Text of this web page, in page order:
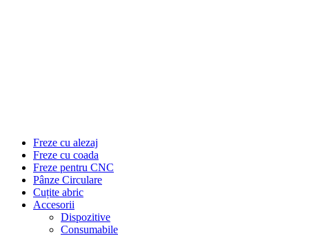
Freze cu alezaj
Freze cu coada
Freze pentru CNC
Pânze Circulare
Cuțite abric
Accesorii
Dispozitive
Consumabile